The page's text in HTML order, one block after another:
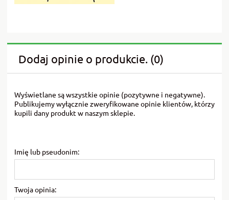
Dodaj opinie o produkcie. (0)
Wyświetlane są wszystkie opinie (pozytywne i negatywne).
Publikujemy wyłącznie zweryfikowane opinie klientów, którzy
kupili dany produkt w naszym sklepie.
Imię lub pseudonim:
Twoja opinia: